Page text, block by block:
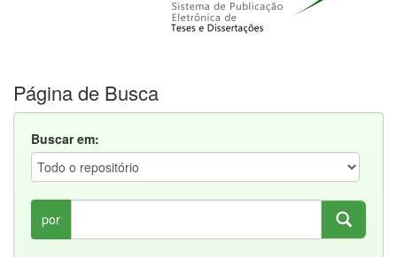
Página de Busca
Buscar em:
por